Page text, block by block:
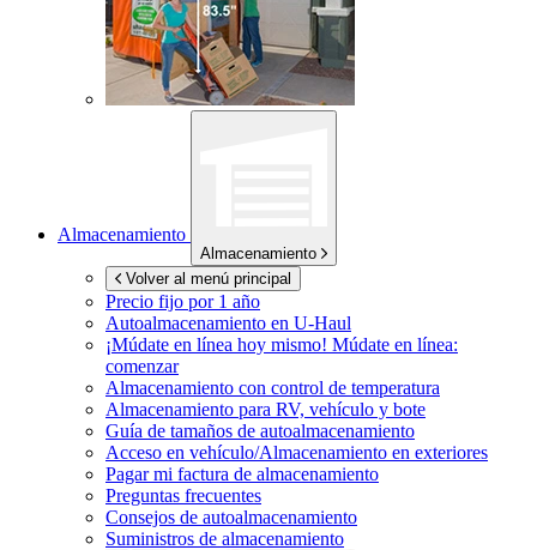
Almacenamiento
Almacenamiento
Volver al menú principal
Precio fijo por 1 año
Autoalmacenamiento en U-Haul
¡Múdate en línea hoy mismo! Múdate en línea:
comenzar
Almacenamiento con control de temperatura
Almacenamiento para RV, vehículo y bote
Guía de tamaños de autoalmacenamiento
Acceso en vehículo/Almacenamiento en exteriores
Pagar mi factura de almacenamiento
Preguntas frecuentes
Consejos de autoalmacenamiento
Suministros de almacenamiento